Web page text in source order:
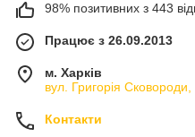
98% позитивних з 443
Працює з 26.09.2013
м. Харків
вул. Григорія Сковороди,
Контакти